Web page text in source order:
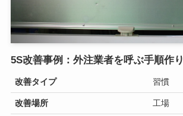
5S改善事例：外注業者を呼ぶ手順作り
改善タイプ 習慣
改善場所 工場